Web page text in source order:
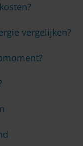
vergelijken?